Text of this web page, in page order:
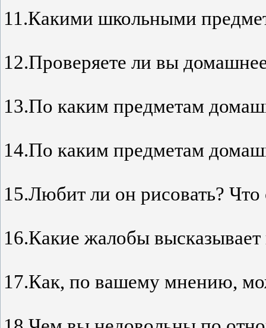
11.Какими школьными
12.Проверяете ли вы
13.По каким предметам
14.По каким предметам
15.Любит ли он рисовать?
16.Какие жалобы
17.Как, по вашему мнению,